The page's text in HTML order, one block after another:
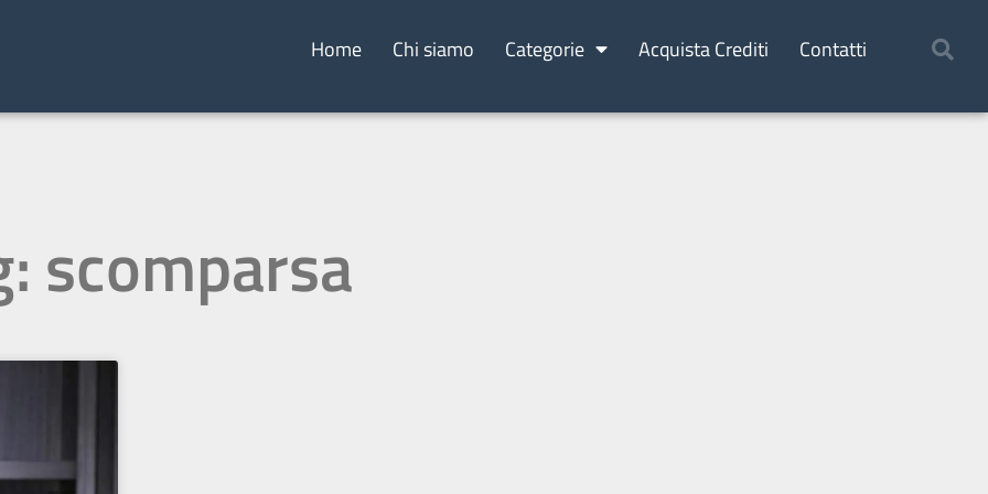
Home Chi siamo Categorie Acquista Crediti Contatti
scomparsa